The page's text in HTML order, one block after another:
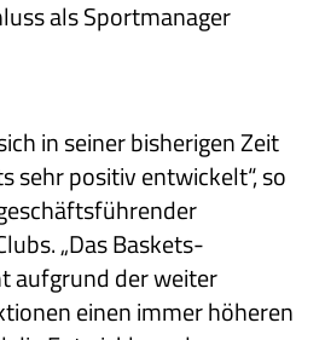
als Sportmanager
in seiner bisherigen Zeit
sehr positiv entwickelt“, so
„Das Baskets-
aufgrund der weiter
einen immer höheren